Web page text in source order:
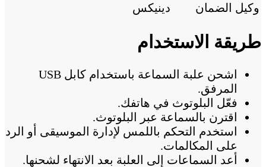
وكيل الضمان
دينيكس
طريقة الاستخدام
اشحن علبة السماعة باستخدام كابل USB
المرفق.
فعّل البلوتوث في هاتفك.
اقترن بالسماعة عبر البلوتوث.
استخدم التحكم باللمس لإدارة الموسيقى أو الرد
على المكالمات.
أعد السماعات إلى العلبة بعد الانتهاء لشحنها.